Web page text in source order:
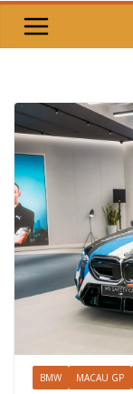
BMW MACAU GP